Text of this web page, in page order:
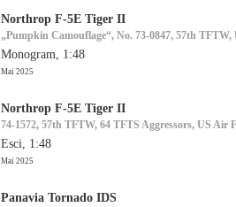
Northrop F-5E Tiger II
„Pumpkin Camouflage“, No. 73-0847, 57th TFTW,
Monogram, 1:48
Mai 2025
Northrop F-5E Tiger II
74-1572, 57th TFTW, 64 TFTS Aggressors, US Air
Esci, 1:48
Mai 2025
Panavia Tornado IDS